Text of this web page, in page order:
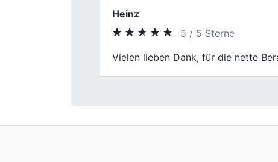
Kevin Meier
5 / 5 Sterne
First Car Center hat mich nicht